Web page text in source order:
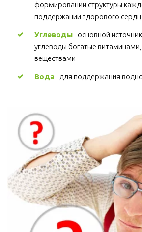
формировании структуры
поддержании здорового
Углеводы- основной
углеводы богатые
веществами
Вода - для поддержания